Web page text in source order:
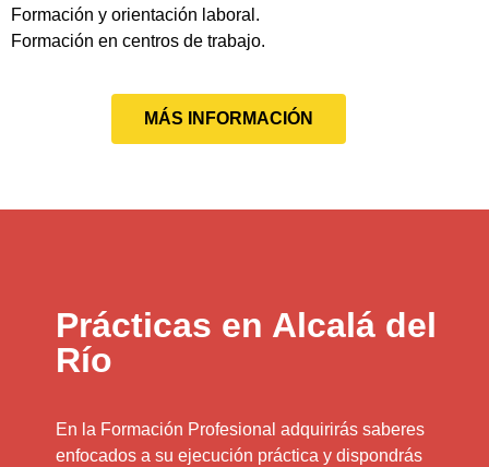
Formación y orientación laboral.
Formación en centros de trabajo.
MÁS INFORMACIÓN
Prácticas en Alcalá del
Río
En la Formación Profesional adquirirás saberes
enfocados a su ejecución práctica y dispondrás